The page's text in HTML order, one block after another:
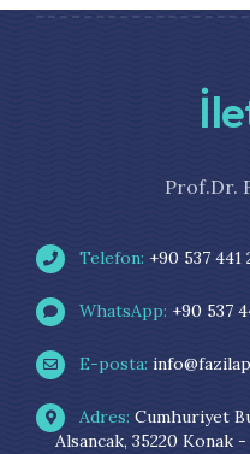
Prof.Dr.
Telefon: +90 537 441
WhatsApp: +90 537
E-posta:
Adres: Cumhuriyet
Alsancak, 35220 Konak